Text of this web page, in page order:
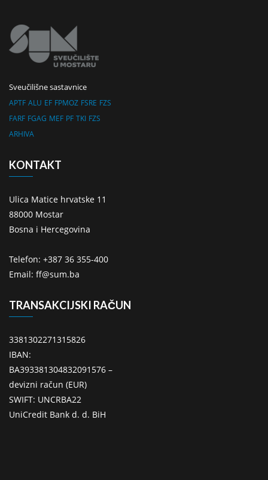
Sveučilišne sastavnice
APTF ALU EF FPMOZ FSRE FZS
FARF FGAG MEF PF TKI FZS
ARHIVA
KONTAKT
Ulica Matice hrvatske 11
88000 Mostar
Bosna i Hercegovina
Telefon: +387 36 355-400
Email: ff@sum.ba
TRANSAKCIJSKI RAČUN
3381302271315826
IBAN:
BA393381304832091576 –
devizni račun (EUR)
SWIFT: UNCRBA22
UniCredit Bank d. d. BiH